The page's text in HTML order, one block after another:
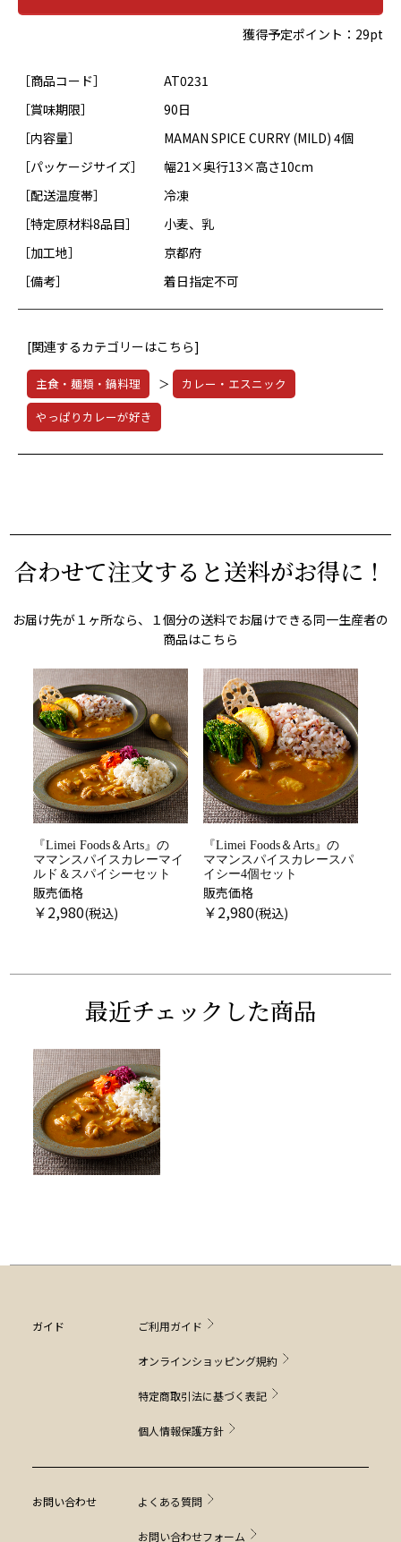
獲得予定ポイント： 29pt
［商品コード］
AT0231
［賞味期限］
90日
［内容量］
MAMAN SPICE CURRY (MILD) 4個
［パッケージサイズ］
幅21×奥行13×高さ10cm
［配送温度帯］
冷凍
［特定原材料8品目］
小麦、乳
［加工地］
京都府
［備考］
着日指定不可
[関連するカテゴリーはこちら]
主食・麺類・鍋料理 ＞
カレー・エスニック
やっぱりカレーが好き
合わせて注文すると送料がお得に！
お届け先が１ヶ所なら、１個分の送料でお届けできる同一生産者の
商品はこちら
『Limei Foods＆Arts』の
ママンスパイスカレーマイ
ルド＆スパイシーセット
販売価格
￥2,980
『Limei Foods＆Arts』の
ママンスパイスカレースパ
イシー4個セット
販売価格
￥2,980
最近チェックした商品
ガイド ご利用ガイド
オンラインショッピング規約
特定商取引法に基づく表記
個人情報保護方針
お問い合わせ よくある質問
お問い合わせフォーム